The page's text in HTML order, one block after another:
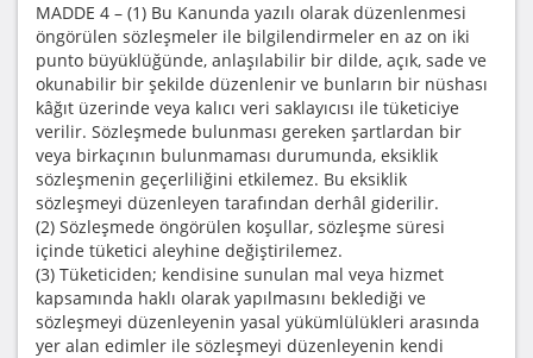
MADDE 4 – (1) Bu Kanunda yazılı olarak düzenlenmesi
öngörülen sözleşmeler ile bilgilendirmeler en az on iki
punto büyüklüğünde, anlaşılabilir bir dilde, açık, sade ve
okunabilir bir şekilde düzenlenir ve bunların bir nüshası
kâğıt üzerinde veya kalıcı veri saklayıcısı ile tüketiciye
verilir. Sözleşmede bulunması gereken şartlardan bir
veya birkaçının bulunmaması durumunda, eksiklik
sözleşmenin geçerliliğini etkilemez. Bu eksiklik
sözleşmeyi düzenleyen tarafından derhâl giderilir.
(2) Sözleşmede öngörülen koşullar, sözleşme süresi
içinde tüketici aleyhine değiştirilemez.
(3) Tüketiciden; kendisine sunulan mal veya hizmet
kapsamında haklı olarak yapılmasını beklediği ve
sözleşmeyi düzenleyenin yasal yükümlülükleri arasında
yer alan edimler ile sözleşmeyi düzenleyenin kendi